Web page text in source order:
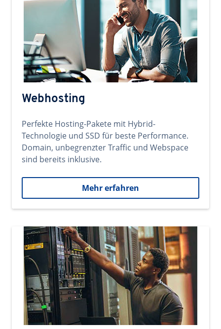
Webhosting
Perfekte Hosting-Pakete mit Hybrid-
Technologie und SSD für beste Performance.
Domain, unbegrenzter Traffic und Webspace
sind bereits inklusive.
Mehr erfahren